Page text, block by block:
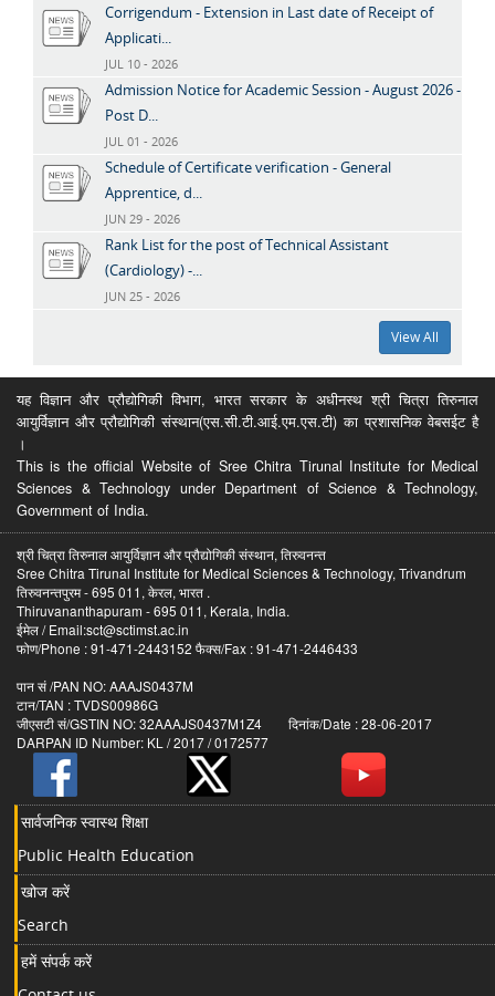
Corrigendum - Extension in Last date of Receipt of
Applicati...
JUL 10 - 2026
Admission Notice for Academic Session - August 2026 -
Post D...
JUL 01 - 2026
Schedule of Certificate verification - General
Apprentice, d...
JUN 29 - 2026
Rank List for the post of Technical Assistant
(Cardiology) -...
JUN 25 - 2026
View All
यह विज्ञान और प्रौद्योगिकी विभाग, भारत सरकार के अधीनस्थ श्री चित्रा तिरुनाल
आयुर्विज्ञान और प्रौद्योगिकी संस्थान(एस.सी.टी.आई.एम.एस.टी) का प्रशासनिक वेबसईट है
।
This is the official Website of Sree Chitra Tirunal Institute for Medical
Sciences & Technology under Department of Science & Technology,
Government of India.
श्री चित्रा तिरुनाल आयुर्विज्ञान और प्रौद्योगिकी संस्थान, तिरुवनन्त
Sree Chitra Tirunal Institute for Medical Sciences & Technology, Trivandrum
तिरुवनन्तपुरम - 695 011, केरल, भारत .
Thiruvananthapuram - 695 011, Kerala, India.
ईमेल / Email:sct@sctimst.ac.in
फोण/Phone : 91-471-2443152 फैक्स/Fax : 91-471-2446433
पान सं /PAN NO: AAAJS0437M
टान/TAN : TVDS00986G
जीएसटी सं/GSTIN NO: 32AAAJS0437M1Z4 दिनांक/Date : 28-06-2017
DARPAN ID Number: KL / 2017 / 0172577
सार्वजनिक स्वास्थ शिक्षा
Public Health Education
खोज करें
Search
हमें संपर्क करें